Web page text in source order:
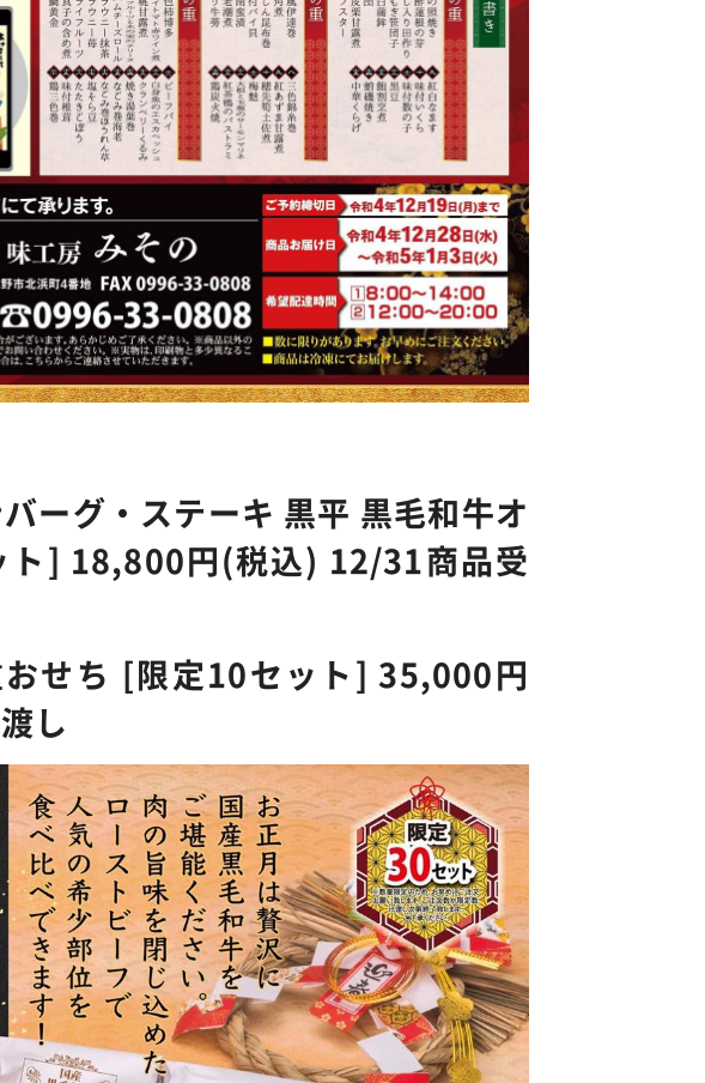
ーグ・ステーキ 黒平 黒毛和牛オ
ト] 18,800円(税込) 12/31商品受
せち [限定10セット] 35,000円
し